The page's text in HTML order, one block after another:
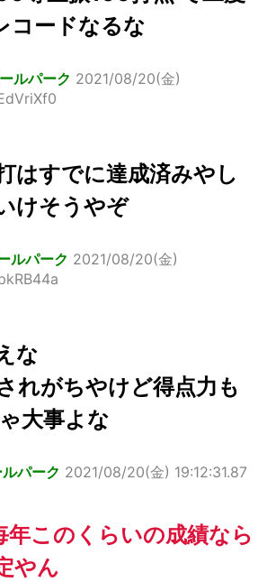
コードなるな
ルパーク 2021/08/20(金)
はすでに達成済みやし
けそうやぞ
ルパーク 2021/08/20(金)
な
れがちやけど得点力も
大事よな
パーク 2021/08/20(金) 19:12:31.87
年このくらいの成績なら
やん